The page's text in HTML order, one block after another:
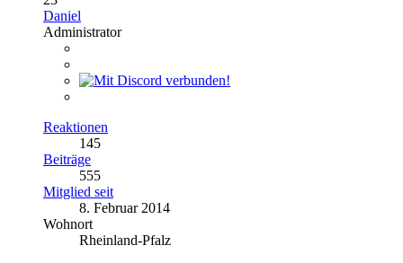
Daniel
Administrator
Reaktionen
145
Beiträge
555
Mitglied seit
8. Februar 2014
Wohnort
Rheinland-Pfalz